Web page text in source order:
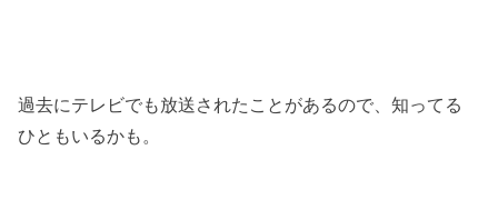
過去にテレビでも放送されたことがあるので、知ってる
ひともいるかも。